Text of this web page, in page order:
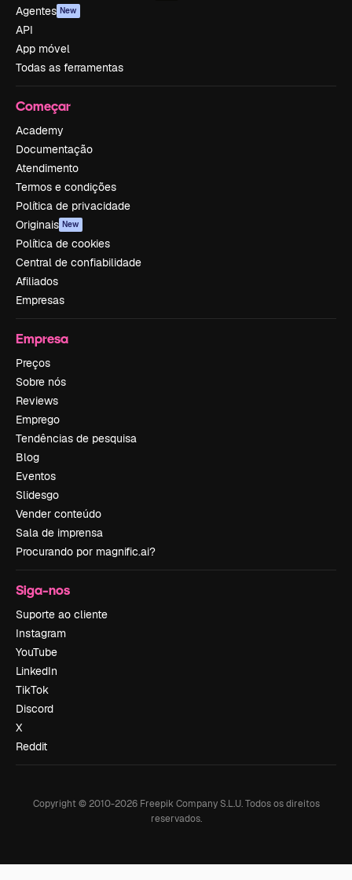
Agentes New
API
App móvel
Todas as ferramentas
Começar
Academy
Documentação
Atendimento
Termos e condições
Política de privacidade
Originais New
Política de cookies
Central de confiabilidade
Afiliados
Empresas
Empresa
Preços
Sobre nós
Reviews
Emprego
Tendências de pesquisa
Blog
Eventos
Slidesgo
Vender conteúdo
Sala de imprensa
Procurando por magnific.ai?
Siga-nos
Suporte ao cliente
Instagram
YouTube
LinkedIn
TikTok
Discord
X
Reddit
Copyright © 2010-2026Freepik Company S.L.U. Todos os direitos
reservados.